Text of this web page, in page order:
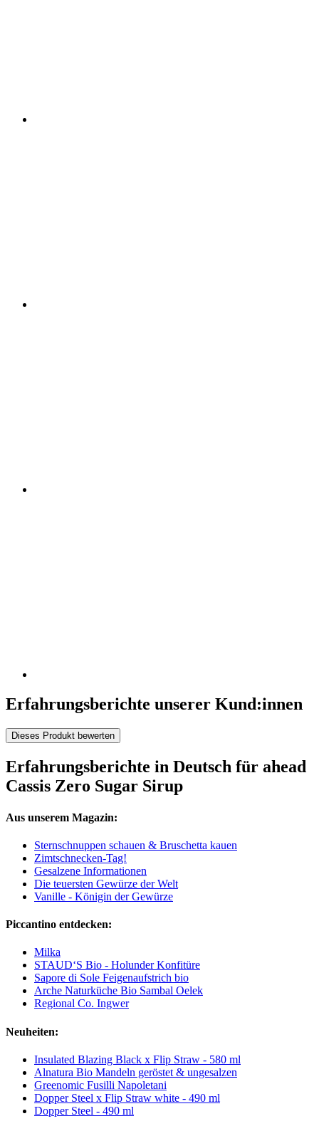
Erfahrungsberichte unserer Kund:innen
Dieses Produkt bewerten
Erfahrungsberichte in Deutsch für ahead
Cassis Zero Sugar Sirup
Aus unserem Magazin:
Sternschnuppen schauen & Bruschetta kauen
Zimtschnecken-Tag!
Gesalzene Informationen
Die teuersten Gewürze der Welt
Vanille - Königin der Gewürze
Piccantino entdecken:
Milka
STAUD‘S Bio - Holunder Konfitüre
Sapore di Sole Feigenaufstrich bio
Arche Naturküche Bio Sambal Oelek
Regional Co. Ingwer
Neuheiten:
Insulated Blazing Black x Flip Straw - 580 ml
Alnatura Bio Mandeln geröstet & ungesalzen
Greenomic Fusilli Napoletani
Dopper Steel x Flip Straw white - 490 ml
Dopper Steel - 490 ml